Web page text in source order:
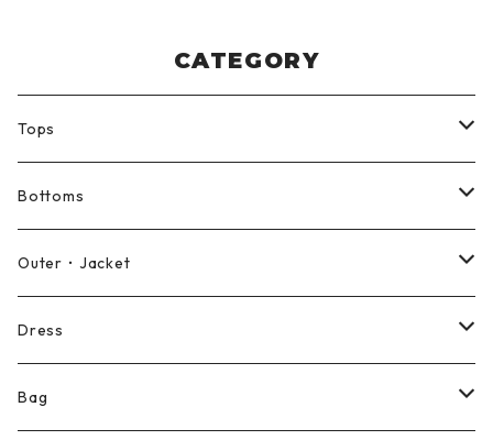
CATEGORY
Tops
Shirt
Blouse
Cut and sewn
Bottoms
Pants
Shorts
Skirt
Outer・Jacket
Coat
Jacket
Dress
Long sleeve dress
Bag